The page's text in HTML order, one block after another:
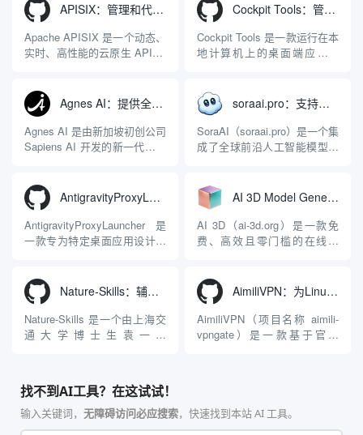
APISIX：管理和代理API及大模型流量的高性能网关
Apache APISIX 是一个动态、
实时、高性能的云原生 API 网
LuaJIT 构建，并在 2019 年作
为顶级开源项目捐赠给
Apache 软件基金会。APISIX
彻底摒...
Cockpit Tools：管理多个AI编程IDE账号与配置多开独立实例的本地桌面应用
Cockpit Tools 是一款运行在本
地计算机上的桌面端应用程
程助手的账号与运行环境而设
计。它目前支持包括
Antigravity IDE、Codex、
GitHub Copilo...
Agnes AI：提供全模态模型免费API、支持图文视频生成与复杂工程执行的智能体平台
Agnes AI 是由新加坡初创公司
Sapiens AI 开发的新一代多模
限制，提供集文本、图像、视
频生成于一体的“全模态”大模
型能力。平台的核心产品矩阵
包括主打自动化工作流的
soraai.pro：支持多模型文字转视频和图像生成的在线创作工具
SoraAI（soraai.pro）是一个集
成了全球前沿人工智能模型的
者、营销人员及广大用户提供
一站式、开箱即用的视觉内容
生成解决方案。网站的核心优
势在于其强大的多模型聚合能
AntigravityProxyLauncher：免TUN全局代理使用Antigravity IDE
AntigravityProxyLauncher 是
一款专为特定桌面应用设计的
Windows 平台。当用户使用桌
面版 Gemini 客户端或
Antigravity IDE ...
AI 3D Model Generator：通过文本和图像快速生成3D模型的在线工具
AI 3D（ai-3d.org）是一款免
费、高效且零门槛的在线AI
动Seed 3D两大行业领先的AI
模型架构，致力于帮助用户无
需掌握复杂的3D拓扑知识或昂
贵的专业软件，即可在...
Nature-Skills：辅助撰写学术论文和绘制科研图表的智能体插件
Nature-Skills 是一个由上海交
通大学博士生袁一哲
Nature、Science、Cell 等）
的论文撰写与发表流程设计。
该工具集以智能体插...
AimiliVPN：为Linux提供纯净出站家庭IP的VPN代理网关
AimiliVPN（项目名称 aimili-
vpngate）是一款基于官方
纯 Python 标准库编写，用户
无需安装...
找不到AI工具？在这试试！
输入关键词， 无障碍访问必应搜索，快速找到本站 AI 工具。